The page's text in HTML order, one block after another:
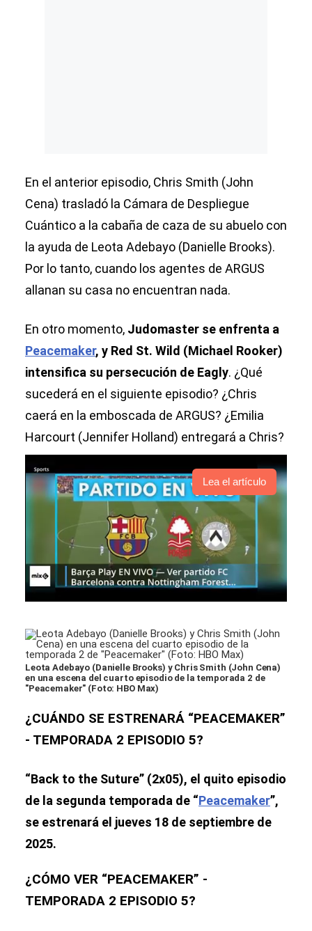
En el anterior episodio, Chris Smith (John
Cena) trasladó la Cámara de Despliegue
Cuántico a la cabaña de caza de su abuelo con
la ayuda de Leota Adebayo (Danielle Brooks).
Por lo tanto, cuando los agentes de ARGUS
allanan su casa no encuentran nada.
En otro momento, Judomaster se enfrenta a
Peacemaker, y Red St. Wild (Michael Rooker)
intensifica su persecución de Eagly. ¿Qué
sucederá en el siguiente episodio? ¿Chris
caerá en la emboscada de ARGUS? ¿Emilia
Harcourt (Jennifer Holland) entregará a Chris?
Lea el artículo
Leota Adebayo (Danielle Brooks) y Chris Smith (John Cena)
en una escena del cuarto episodio de la temporada 2 de
"Peacemaker" (Foto: HBO Max)
¿CUÁNDO SE ESTRENARÁ “PEACEMAKER”
- TEMPORADA 2 EPISODIO 5?
“Back to the Suture” (2x05), el quito episodio
de la segunda temporada de “Peacemaker”,
se estrenará el jueves 18 de septiembre de
2025.
¿CÓMO VER “PEACEMAKER” -
TEMPORADA 2 EPISODIO 5?